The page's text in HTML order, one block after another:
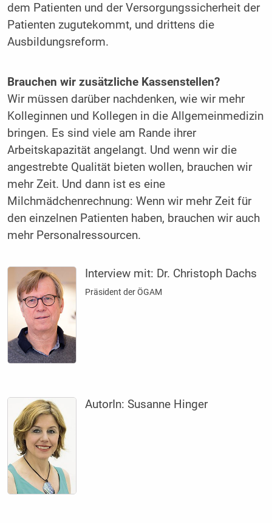
dem Patienten und der Versorgungssicherheit der
Patienten zugutekommt, und drittens die
Ausbildungsreform.
Brauchen wir zusätzliche Kassenstellen?
Wir müssen darüber nachdenken, wie wir mehr
Kolleginnen und Kollegen in die Allgemeinmedizin
bringen. Es sind viele am Rande ihrer
Arbeitskapazität angelangt. Und wenn wir die
angestrebte Qualität bieten wollen, brauchen wir
mehr Zeit. Und dann ist es eine
Milchmädchenrechnung: Wenn wir mehr Zeit für
den einzelnen Patienten haben, brauchen wir auch
mehr Personalressourcen.
Interview mit: Dr. Christoph Dachs
Präsident der ÖGAM
AutorIn:Susanne Hinger